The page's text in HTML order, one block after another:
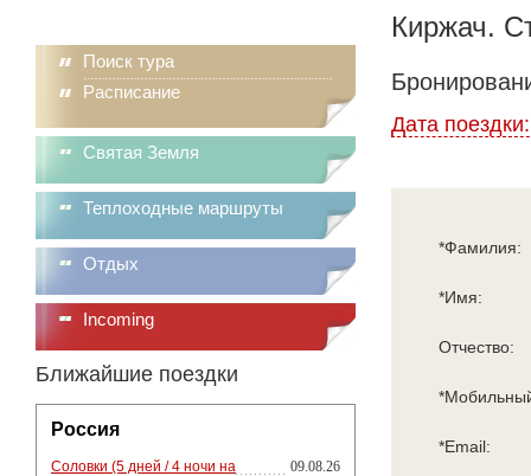
Поиск тура
Расписание
Святая Земля
Теплоходные маршруты
Отдых
Incoming
Ближайшие поездки
Россия
Соловки (5 дней / 4 ночи на
09.08.26
Киржач.
Дата
*Фамилия:
*Имя:
Отчество:
*Email: